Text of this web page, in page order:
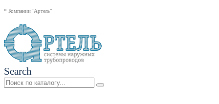
* Компании "Артель"
Search